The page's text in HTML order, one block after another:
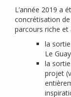
L’année 2019 a
concrétisation
parcours riche et
la
Le
la
projet